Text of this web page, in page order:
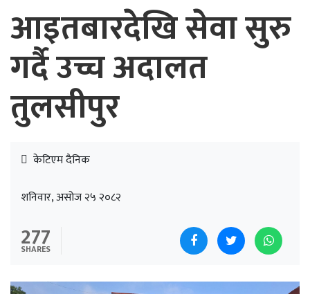
आइतबारदेखि सेवा सुरु
गर्दै उच्च अदालत
तुलसीपुर
केटिएम दैनिक
शनिवार, असोज २५ २०८२
277
SHARES